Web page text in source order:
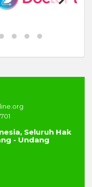
Seluruh Hak
- Undang